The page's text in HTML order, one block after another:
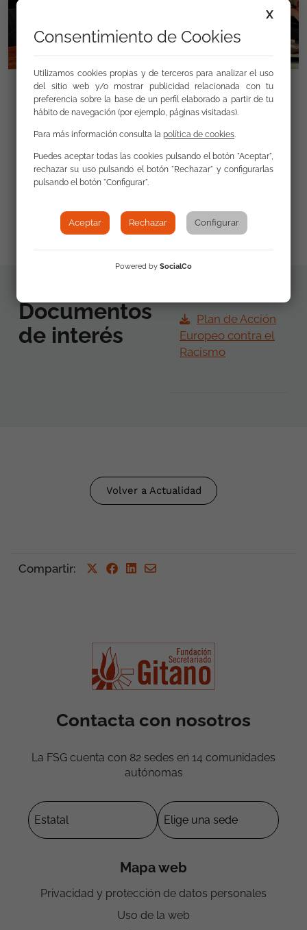
Enlaces
Web Plan de Acción Europeo contra el
Documentos
de interés
Plan de Acción
Europeo contra el
Racismo
Volver a Actualidad
Compartir:
Contacta con nosotros
La FSG cuenta con 82 sedes en 14 comunidades
autónomas
Mapa web
Privacidad y protección de datos personales
Uso de la web
X
Consentimiento de Cookies
Utilizamos cookies propias y de terceros para analizar el uso
del sitio web y/o mostrar publicidad relacionada con tu
preferencia sobre la base de un perfil elaborado a partir de tu
hábito de navegación (por ejemplo, páginas visitadas).
Para más información consulta la política de cookies
Puedes aceptar todas las cookies pulsando el botón "Aceptar",
rechazar su uso pulsando el botón "Rechazar" y configurarlas
pulsando el botón "Configurar".
Aceptar Rechazar Configurar
Powered by SocialCo